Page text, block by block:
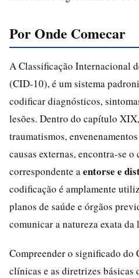
Por Onde Comecar
A Classificação Internacional
(CID-10), é um sistema
codificar diagnósticos,
lesões. Dentro do capítulo
traumatismos,
causas externas, encontra-se o
correspondente a entorse e
codificação é amplamente
planos de saúde e órgãos
comunicar a natureza exata da
Compreender o significado do
clínicas e as diretrizes básicas